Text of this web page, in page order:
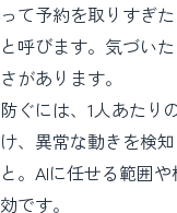
って予約を取りすぎ
と呼びます。気づい
さがあります。
防ぐには、1人あたり
け、異常な動きを検
と。AIに任せる範囲
効です。